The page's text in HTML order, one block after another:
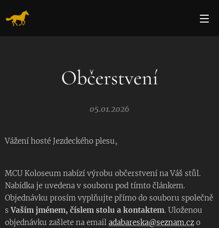
Občerstvení
05.01.2026
Vážení hosté Jezdeckého plesu,
MCU Koloseum nabízí výrobu občerstvení na Váš stůl.
Nabídka je uvedena v souboru pod tímto článkem.
Objednávku prosím vyplňujte přímo do souboru společně
sVaším jménem, číslem stolu a kontaktem. Uloženou
objednávku zašlete na email adabareska@seznam.cz o